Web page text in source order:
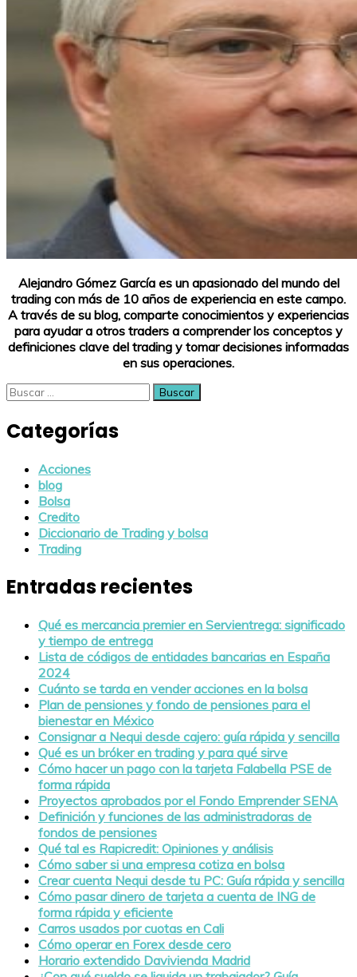
Alejandro Gómez García es un apasionado del mundo del
trading con más de 10 años de experiencia en este campo.
A través de su blog, comparte conocimientos y experiencias
para ayudar a otros traders a comprender los conceptos y
definiciones clave del trading y tomar decisiones informadas
en sus operaciones.
Buscar:
Categorías
Acciones
blog
Bolsa
Credito
Diccionario de Trading y bolsa
Trading
Entradas recientes
Qué es mercancia premier en Servientrega: significado
y tiempo de entrega
Lista de códigos de entidades bancarias en España
2024
Cuánto se tarda en vender acciones en la bolsa
Plan de pensiones y fondo de pensiones para el
bienestar en México
Consignar a Nequi desde cajero: guía rápida y sencilla
Qué es un bróker en trading y para qué sirve
Cómo hacer un pago con la tarjeta Falabella PSE de
forma rápida
Proyectos aprobados por el Fondo Emprender SENA
Definición y funciones de las administradoras de
fondos de pensiones
Qué tal es Rapicredit: Opiniones y análisis
Cómo saber si una empresa cotiza en bolsa
Crear cuenta Nequi desde tu PC: Guía rápida y sencilla
Cómo pasar dinero de tarjeta a cuenta de ING de
forma rápida y eficiente
Carros usados por cuotas en Cali
Cómo operar en Forex desde cero
Horario extendido Davivienda Madrid